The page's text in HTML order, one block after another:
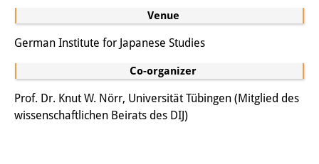
Venue
German Institute for Japanese Studies
Co-organizer
Prof. Dr. Knut W. Nörr, Universität Tübingen (Mitglied des
wissenschaftlichen Beirats des DIJ)